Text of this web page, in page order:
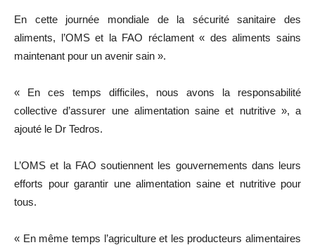
En cette journée mondiale de la sécurité sanitaire des
aliments, l’OMS et la FAO réclament « des aliments sains
maintenant pour un avenir sain ».
« En ces temps difficiles, nous avons la responsabilité
collective d’assurer une alimentation saine et nutritive », a
ajouté le Dr Tedros.
L’OMS et la FAO soutiennent les gouvernements dans leurs
efforts pour garantir une alimentation saine et nutritive pour
tous.
« En même temps l’agriculture et les producteurs alimentaires